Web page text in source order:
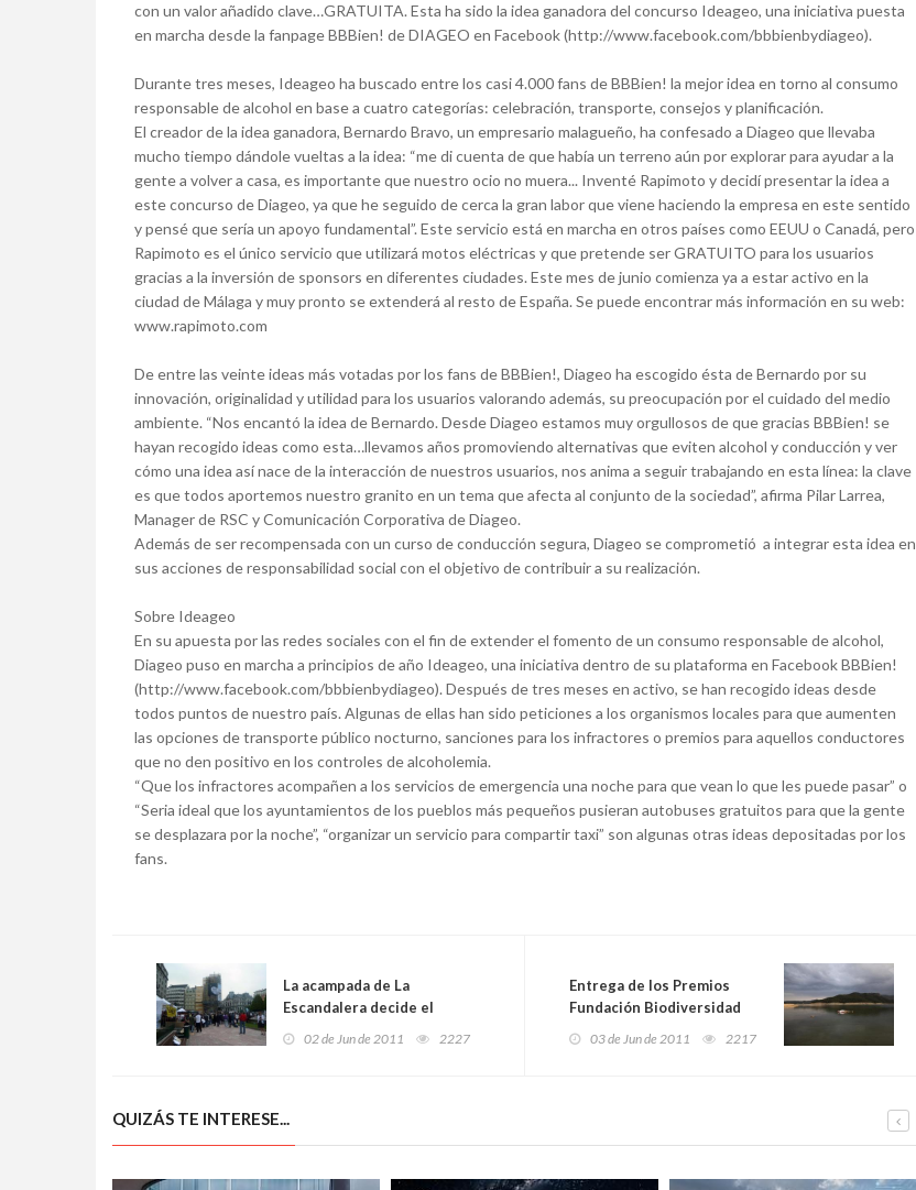
con un valor añadido clave…GRATUITA. Esta ha sido la idea ganadora del concurso Ideageo, una iniciativa puesta
en marcha desde la fanpage BBBien! de DIAGEO en Facebook (http://www.facebook.com/bbbienbydiageo).
Durante tres meses, Ideageo ha buscado entre los casi 4.000 fans de BBBien! la mejor idea en torno al consumo
responsable de alcohol en base a cuatro categorías: celebración, transporte, consejos y planificación.
El creador de la idea ganadora, Bernardo Bravo, un empresario malagueño, ha confesado a Diageo que llevaba
mucho tiempo dándole vueltas a la idea: “me di cuenta de que había un terreno aún por explorar para ayudar a la
gente a volver a casa, es importante que nuestro ocio no muera... Inventé Rapimoto y decidí presentar la idea a
este concurso de Diageo, ya que he seguido de cerca la gran labor que viene haciendo la empresa en este sentido
y pensé que sería un apoyo fundamental”. Este servicio está en marcha en otros países como EEUU o Canadá, pero
Rapimoto es el único servicio que utilizará motos eléctricas y que pretende ser GRATUITO para los usuarios
gracias a la inversión de sponsors en diferentes ciudades. Este mes de junio comienza ya a estar activo en la
ciudad de Málaga y muy pronto se extenderá al resto de España. Se puede encontrar más información en su web:
www.rapimoto.com
De entre las veinte ideas más votadas por los fans de BBBien!, Diageo ha escogido ésta de Bernardo por su
innovación, originalidad y utilidad para los usuarios valorando además, su preocupación por el cuidado del medio
ambiente. “Nos encantó la idea de Bernardo. Desde Diageo estamos muy orgullosos de que gracias BBBien! se
hayan recogido ideas como esta…llevamos años promoviendo alternativas que eviten alcohol y conducción y ver
cómo una idea así nace de la interacción de nuestros usuarios, nos anima a seguir trabajando en esta línea: la clave
es que todos aportemos nuestro granito en un tema que afecta al conjunto de la sociedad”, afirma Pilar Larrea,
Manager de RSC y Comunicación Corporativa de Diageo.
Además de ser recompensada con un curso de conducción segura, Diageo se comprometió a integrar esta idea en
sus acciones de responsabilidad social con el objetivo de contribuir a su realización.
Sobre Ideageo
En su apuesta por las redes sociales con el fin de extender el fomento de un consumo responsable de alcohol,
Diageo puso en marcha a principios de año Ideageo, una iniciativa dentro de su plataforma en Facebook BBBien!
(http://www.facebook.com/bbbienbydiageo). Después de tres meses en activo, se han recogido ideas desde
todos puntos de nuestro país. Algunas de ellas han sido peticiones a los organismos locales para que aumenten
las opciones de transporte público nocturno, sanciones para los infractores o premios para aquellos conductores
que no den positivo en los controles de alcoholemia.
“Que los infractores acompañen a los servicios de emergencia una noche para que vean lo que les puede pasar” o
“Seria ideal que los ayuntamientos de los pueblos más pequeños pusieran autobuses gratuitos para que la gente
se desplazara por la noche”, “organizar un servicio para compartir taxi” son algunas otras ideas depositadas por los
fans.
La acampada de La
Escandalera decide el
viernes sobre su
02 de Jun de 2011 2227
Entrega de los Premios
Fundación Biodiversidad
03 de Jun de 2011 2217
QUIZÁS TE INTERESE...